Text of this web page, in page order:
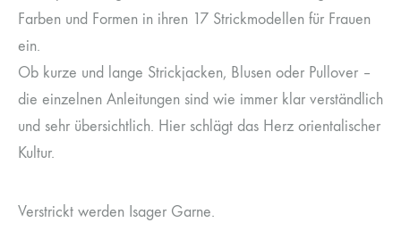
Farben und Formen in ihren 17 Strickmodellen für Frauen
ein.
Ob kurze und lange Strickjacken, Blusen oder Pullover –
die einzelnen Anleitungen sind wie immer klar verständlich
und sehr übersichtlich. Hier schlägt das Herz orientalischer
Kultur.
Verstrickt werden Isager Garne.